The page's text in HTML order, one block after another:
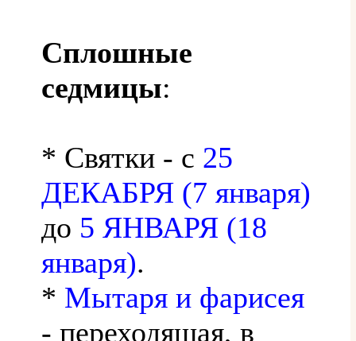
Сплошные
седмицы:
* Святки - с 25
ДЕКАБРЯ (7 января)
до 5 ЯНВАРЯ (18
января).
* Мытаря и фарисея
- переходящая, в